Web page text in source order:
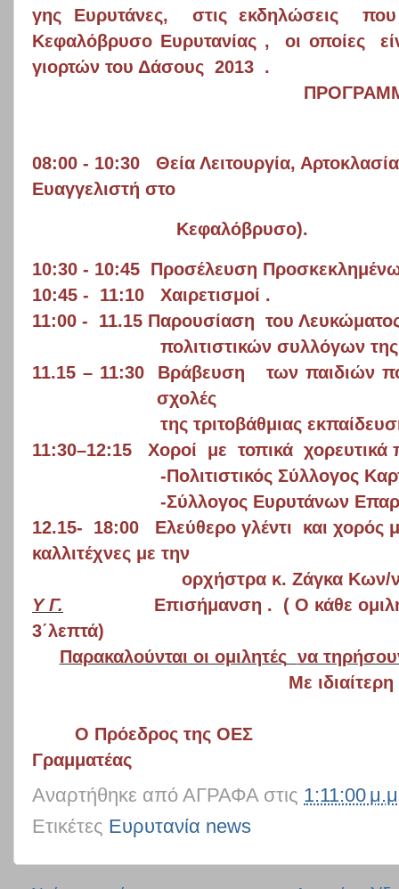
γης Ευρυτάνες,
στις εκδηλώσεις
Κεφαλόβρυσο Ευρυτανίας ,
οι οποίες
γιορτών του Δάσους 2013 .
08:00 - 10:30
Θεία Λειτουργία,
Ευαγγελιστή στο
Κεφαλόβρυσο).
10:30 - 10:45 Προσέλευση
10:45 -
11:10
Χαιρετισμοί .
11:00 -
11.15 Παρουσίαση του
πολιτιστικών συλλόγων
11.15 – 11:30
Βράβευση
των παιδιών
σχολές
της τριτοβάθμιας
11:30–12:15
Χοροί με τοπικά
-Πολιτιστικός Σύλλογος
-Σύλλογος Ευρυτάνων
12.15-
18:00 Ελεύθερο γλέντι
και χορός
καλλιτέχνες με την
ορχήστρα κ. Ζάγκα Κων/
Υ Γ.
Επισήμανση .
( Ο κάθε
3΄λεπτά)
Παρακαλούνται οι ομιλητές να
Με ιδιαίτερη
Ο Πρόεδρος της ΟΕΣ
Γραμματέας
Αναρτήθηκε από ΑΓΡΑΦΑ στις 1:11:00
Ετικέτες Ευρυτανία news